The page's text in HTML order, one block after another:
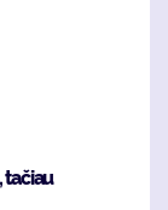
tačiau